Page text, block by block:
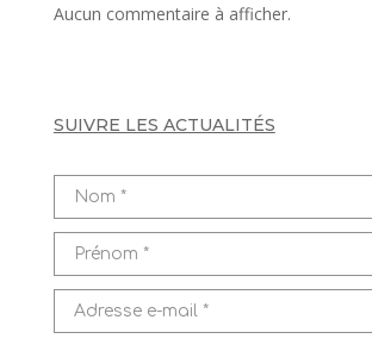
Aucun commentaire à afficher.
SUIVRE LES ACTUALITÉS